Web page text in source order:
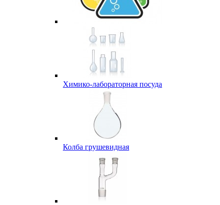
Химико-лабораторная посуда
Колба грушевидная